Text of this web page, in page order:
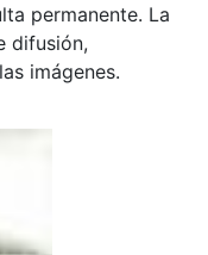
permanente. La
difusión,
imágenes.